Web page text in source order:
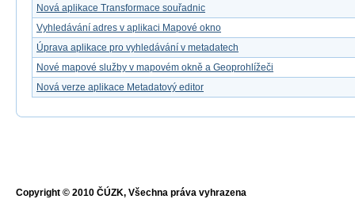
Nová aplikace Transformace souřadnic
Vyhledávání adres v aplikaci Mapové okno
Úprava aplikace pro vyhledávání v metadatech
Nové mapové služby v mapovém okně a Geoprohlížeči
Nová verze aplikace Metadatový editor
Copyright © 2010 ČÚZK, Všechna práva vyhrazena